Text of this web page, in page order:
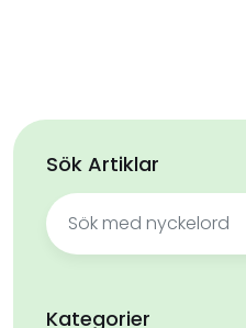
Sök Artiklar
Sök
efter:
Kategorier